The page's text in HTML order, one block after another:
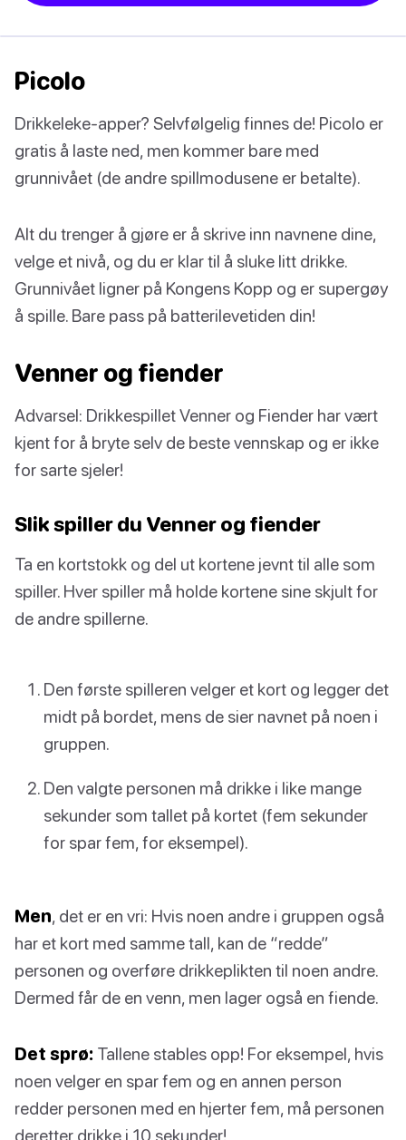
Picolo
Drikkeleke-apper? Selvfølgelig finnes de! Picolo er
gratis å laste ned, men kommer bare med
grunnivået (de andre spillmodusene er betalte).
Alt du trenger å gjøre er å skrive inn navnene dine,
velge et nivå, og du er klar til å sluke litt drikke.
Grunnivået ligner på Kongens Kopp og er supergøy
å spille. Bare pass på batterilevetiden din!
Venner og fiender
Advarsel: Drikkespillet Venner og Fiender har vært
kjent for å bryte selv de beste vennskap og er ikke
for sarte sjeler!
Slik spiller du Venner og fiender
Ta en kortstokk og del ut kortene jevnt til alle som
spiller. Hver spiller må holde kortene sine skjult for
de andre spillerne.
Den første spilleren velger et kort og legger det
midt på bordet, mens de sier navnet på noen i
gruppen.
Den valgte personen må drikke i like mange
sekunder som tallet på kortet (fem sekunder
for spar fem, for eksempel).
Men, det er en vri: Hvis noen andre i gruppen også
har et kort med samme tall, kan de “redde”
personen og overføre drikkeplikten til noen andre.
Dermed får de en venn, men lager også en fiende.
Det sprø: Tallene stables opp! For eksempel, hvis
noen velger en spar fem og en annen person
redder personen med en hjerter fem, må personen
deretter drikke i 10 sekunder!